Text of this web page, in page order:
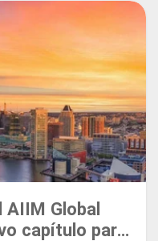
AIIM Global
capítulo para